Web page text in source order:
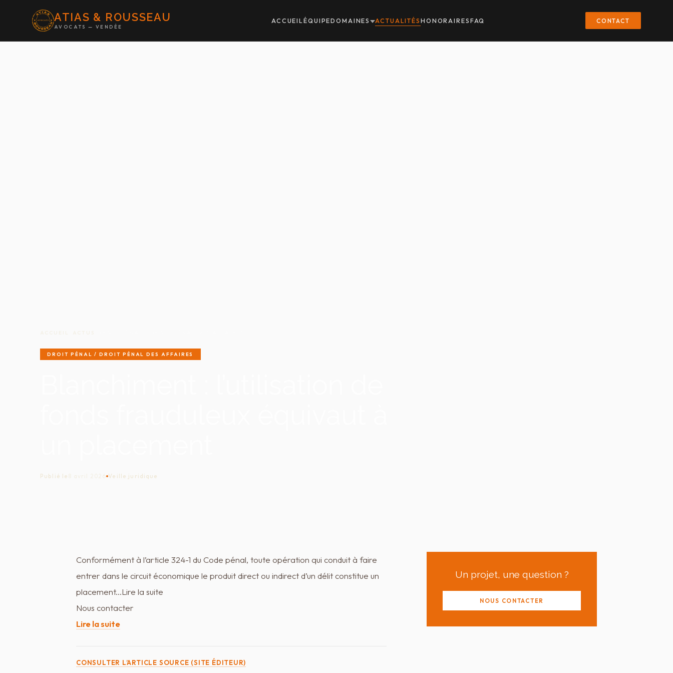
ATIAS & ROUSSEAU
AVOCATS — VENDÉE
ACCUEILÉQUIPEDOMAINES ACTUALITÉS HONORAIRES FAQ CONTACT
DROIT PÉNAL / DROIT PÉNAL DES AFFAIRES
Publié le 8 avril 2026 Veille juridique
Conformément à l’article 324-1 du Code pénal, toute opération qui conduit à faire
entrer dans le circuit économique le produit direct ou indirect d’un délit constitue un
placement...Lire la suite
Nous contacter
Lire la suite
CONSULTER L’ARTICLE SOURCE (SITE ÉDITEUR)
Un projet, une question ?
NOUS CONTACTER